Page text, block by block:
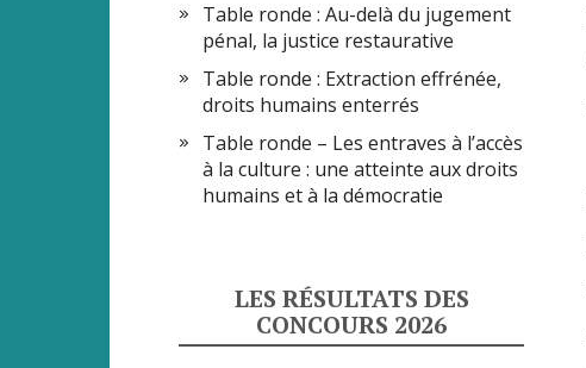
Table ronde : Au-delà du jugement
pénal, la justice restaurative
Table ronde : Extraction effrénée,
droits humains enterrés
Table ronde – Les entraves à l’accès
à la culture : une atteinte aux droits
humains et à la démocratie
LES RÉSULTATS DES
CONCOURS 2026